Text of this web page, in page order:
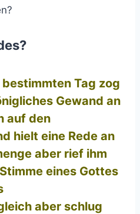
Tag zog
Gewand an
auf den
hielt eine Rede an
aber rief ihm
eines Gottes
aber schlug